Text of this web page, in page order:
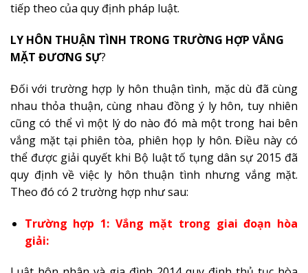
tiếp theo của quy định pháp luật.
LY HÔN THUẬN TÌNH TRONG TRƯỜNG HỢP VẮNG
MẶT ĐƯƠNG SỰ?
Đối với trường hợp ly hôn thuận tình, mặc dù đã cùng
nhau thỏa thuận, cùng nhau đồng ý ly hôn, tuy nhiên
cũng có thể vì một lý do nào đó mà một trong hai bên
vắng mặt tại phiên tòa, phiên họp ly hôn. Điều này có
thể được giải quyết khi Bộ luật tố tụng dân sự 2015 đã
quy định về việc ly hôn thuận tình nhưng vắng mặt.
Theo đó có 2 trường hợp như sau:
Trường hợp 1: Vắng mặt trong giai đoạn hòa
giải: